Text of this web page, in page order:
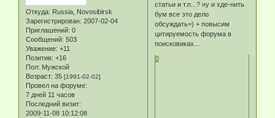
Откуда: Russia, Novosibirsk
Зарегистрирован: 2007-02-04
Приглашений: 0
Сообщений: 503
Уважение: +11
Позитив: +16
Пол: Мужской
Возраст: 35 [1991-02-02]
Провел на форуме:
7 дней 11 часов
Последний визит:
2009-11-08 10:12:08
статьи и т.п...? ну и хде-нить
бум все это дело
обсуждать=) + повысим
цитируемость форума в
поисковиках...
0